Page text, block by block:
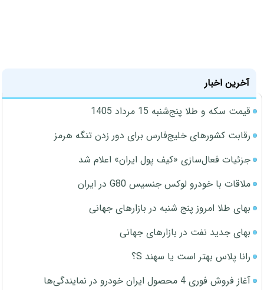
آخرین اخبار
قیمت سکه و طلا پنج‌شنبه 15 مرداد 1405
رقابت کشورهای خلیج‌فارس برای دور زدن تنگه هرمز
جزئیات فعال‌سازی «کیف پول ایران» اعلام شد
ملاقات با خودرو لوکس جنسیس G80 در ایران
بهای طلا امروز پنج شنبه در بازارهای جهانی
بهای جدید نفت در بازارهای جهانی
رانا پلاس بهتر است یا سهند S؟
آغاز فروش فوری 4 محصول ایران خودرو در نمایندگی‌ها